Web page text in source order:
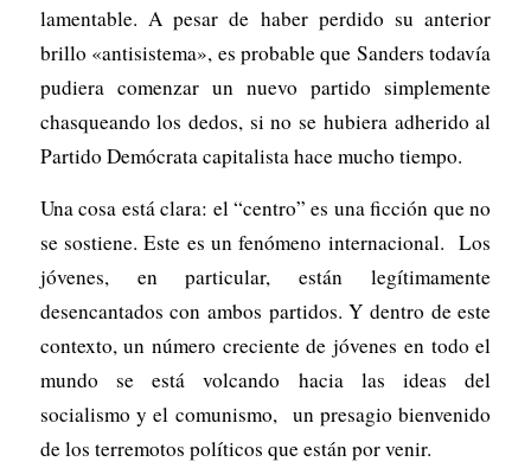
lamentable. A pesar de haber perdido su anterior
brillo «antisistema», es probable que Sanders todavía
pudiera comenzar un nuevo partido simplemente
chasqueando los dedos, si no se hubiera adherido al
Partido Demócrata capitalista hace mucho tiempo.
Una cosa está clara: el “centro” es una ficción que no
se sostiene. Este es un fenómeno internacional. Los
jóvenes, en particular, están legítimamente
desencantados con ambos partidos. Y dentro de este
contexto, un número creciente de jóvenes en todo el
mundo se está volcando hacia las ideas del
socialismo y el comunismo, un presagio bienvenido
de los terremotos políticos que están por venir.